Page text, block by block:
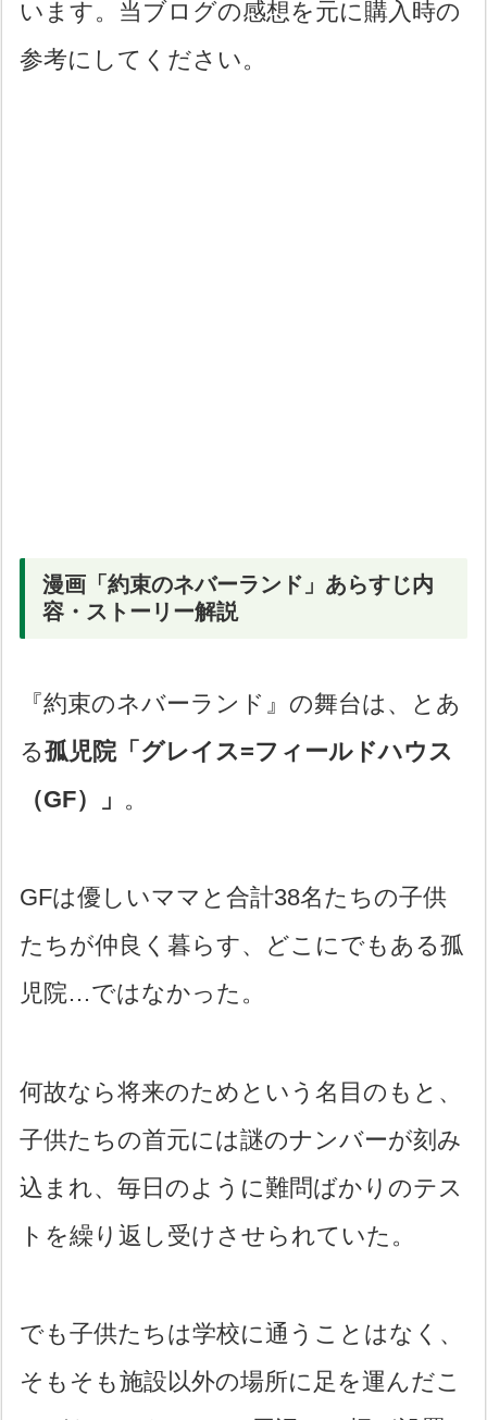
います。当ブログの感想を元に購入時の
参考にしてください。
漫画「約束のネバーランド」あらすじ内
容・ストーリー解説
『約束のネバーランド』の舞台は、とあ
る孤児院「グレイス=フィールドハウス
（GF）」 。
GFは優しいママと合計38名たちの子供
たちが仲良く暮らす、どこにでもある孤
児院…ではなかった。
何故なら将来のためという名目のもと、
子供たちの首元には謎のナンバーが刻み
込まれ、毎日のように難問ばかりのテス
トを繰り返し受けさせられていた。
でも子供たちは学校に通うことはなく、
そもそも施設以外の場所に足を運んだこ